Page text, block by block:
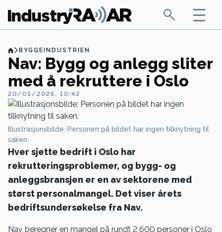
BYGGEINDUSTRIEN
Nav: Bygg og anlegg sliter
med å rekruttere i Oslo
20/05/2026, 10:42
Illustrasjonsbilde: Personen på bildet har ingen tilknytning til
saken.
Hver sjette bedrift i Oslo har
rekrutteringsproblemer, og bygg- og
anleggsbransjen er en av sektorene med
størst personalmangel. Det viser årets
bedriftsundersøkelse fra Nav.
Nav beregner en mangel på rundt 2 600 personer i Oslo